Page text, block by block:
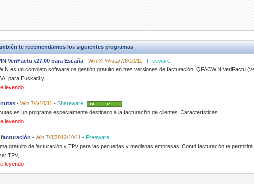
te recomendamos los siguientes programas
VeriFactu v27.00 para España- Win XP/Vista/7/8/10/11 - Freeware
es un completo software de gestión gratuito en tres versiones de facturación: QFACWIN VeriFactu
para Euskadi y...
leyendo
- Win 7/8/10/11 - Shareware
es un programa especialmente destinado a la facturación de clientes. Características...
leyendo
facturación - Win 7/8/2012/10/11 - Freeware
gratuito de facturación y TPV para las pequeñas y medianas empresas. Cont4 facturación te
TPV,...
leyendo